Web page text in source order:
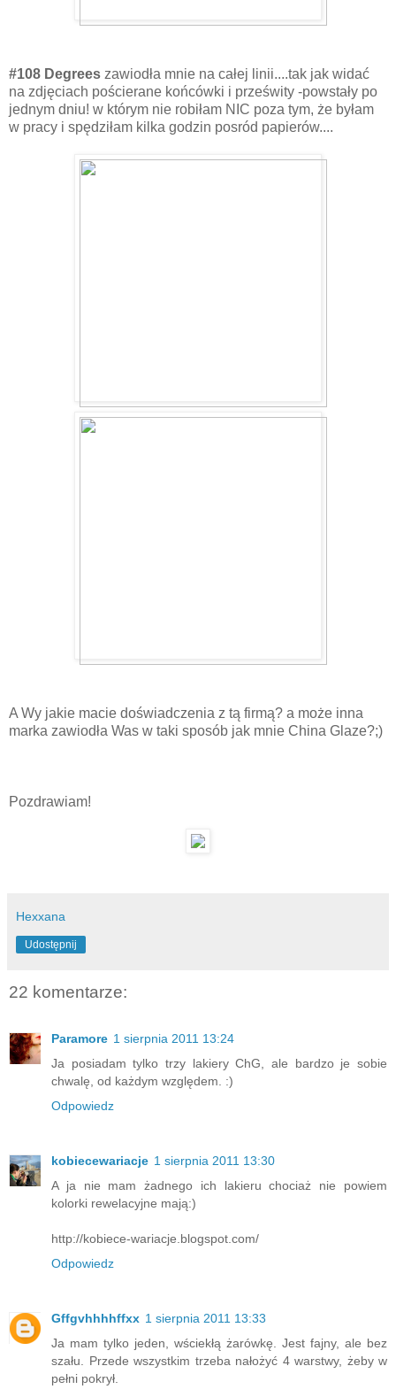
#108 Degrees zawiodła mnie na całej linii....tak jak widać
na zdjęciach pościerane końcówki i prześwity -powstały po
jednym dniu! w którym nie robiłam NIC poza tym, że byłam
w pracy i spędziłam kilka godzin posród papierów....
A Wy jakie macie doświadczenia z tą firmą? a może inna
marka zawiodła Was w taki sposób jak mnie China Glaze?;)
Pozdrawiam!
Hexxana
Udostępnij
22 komentarze:
Paramore 1 sierpnia 2011 13:24
Ja posiadam tylko trzy lakiery ChG, ale bardzo je sobie
chwalę, od każdym względem. :)
Odpowiedz
kobiecewariacje 1 sierpnia 2011 13:30
A ja nie mam żadnego ich lakieru chociaż nie powiem
kolorki rewelacyjne mają:)
http://kobiece-wariacje.blogspot.com/
Odpowiedz
Gffgvhhhhffxx 1 sierpnia 2011 13:33
Ja mam tylko jeden, wściekłą żarówkę. Jest fajny, ale bez
szału. Przede wszystkim trzeba nałożyć 4 warstwy, żeby w
pełni pokrył.